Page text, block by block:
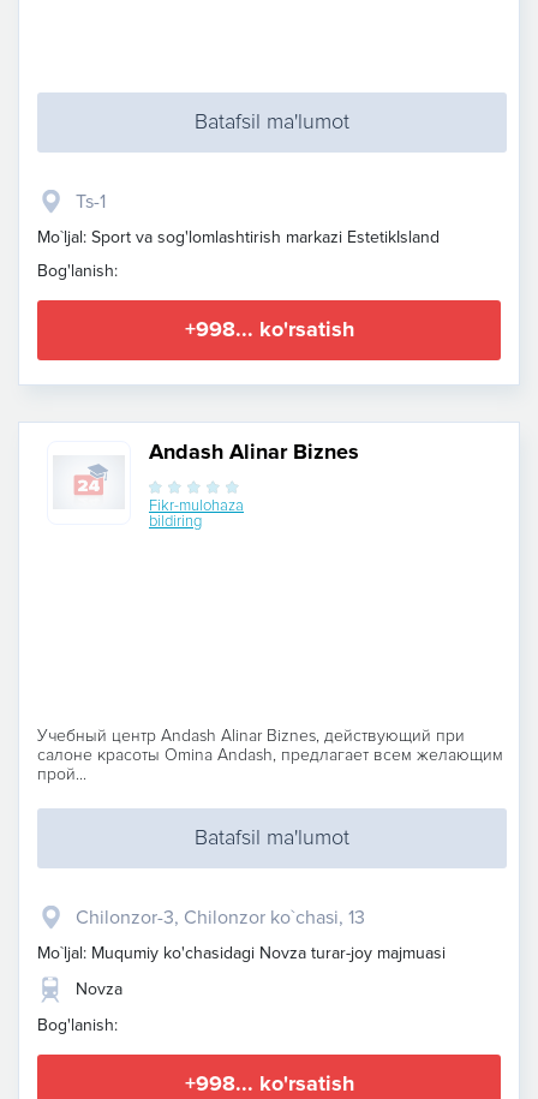
Batafsil ma'lumot
Ts-1
Mo`ljal: Sport va sog'lomlashtirish markazi EstetikIsland
Bog'lanish:
+998... ko'rsatish
Andash Alinar Biznes
Fikr-mulohaza
bildiring
Учебный центр Andash Alinar Biznes, действующий при
салоне красоты Omina Andash, предлагает всем желающим
прой...
Batafsil ma'lumot
Chilonzor-3, Chilonzor ko`chasi, 13
Mo`ljal: Muqumiy ko'chasidagi Novza turar-joy majmuasi
Novza
Bog'lanish:
+998... ko'rsatish